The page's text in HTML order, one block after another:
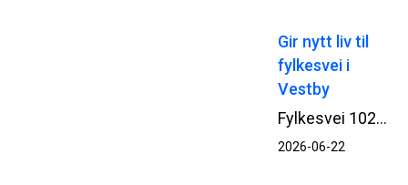
Gir nytt liv til
fylkesvei i
Vestby
Fylkesvei 1026 i Vestby har fått nytt liv med økt bæreevne og en mer robust veikonstruksjon etter at NCC har ferdigstilt rehabilitering og asfaltering av den om lag 2 kilometer lange veistrekningen.
2026-06-22